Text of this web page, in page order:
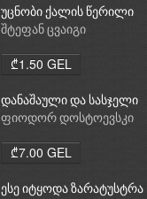
უცნობი ქალის წერილი
შტეფან ცვაიგი
₾1.50 GEL
დანაშაული და სასჯელი
ფიოდორ დოსტოევსკი
₾7.00 GEL
ესე იტყოდა ზარატუსტრა